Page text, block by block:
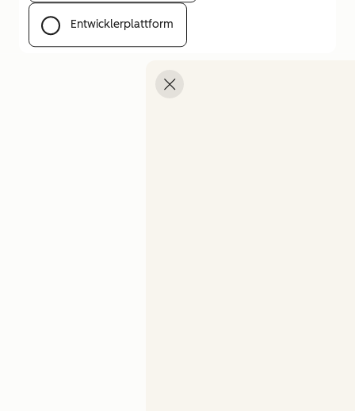
Menü öffnen
Entwicklerplattform